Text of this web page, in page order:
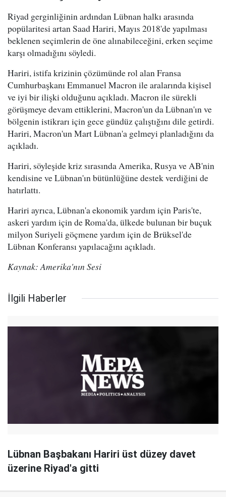
Riyad gerginliğinin ardından Lübnan halkı arasında
popülaritesi artan Saad Hariri, Mayıs 2018'de yapılması
beklenen seçimlerin de öne alınabileceğini, erken seçime
karşı olmadığını söyledi.
Hariri, istifa krizinin çözümünde rol alan Fransa
Cumhurbaşkanı Emmanuel Macron ile aralarında kişisel
ve iyi bir ilişki olduğunu açıkladı. Macron ile sürekli
görüşmeye devam ettiklerini, Macron'un da Lübnan'ın ve
bölgenin istikrarı için gece gündüz çalıştığını dile getirdi.
Hariri, Macron'un Mart Lübnan'a gelmeyi planladığını da
açıkladı.
Hariri, söyleşide kriz sırasında Amerika, Rusya ve AB'nin
kendisine ve Lübnan'ın bütünlüğüne destek verdiğini de
hatırlattı.
Hariri ayrıca, Lübnan'a ekonomik yardım için Paris'te,
askeri yardım için de Roma'da, ülkede bulunan bir buçuk
milyon Suriyeli göçmene yardım için de Brüksel'de
Lübnan Konferansı yapılacağını açıkladı.
Kaynak: Amerika'nın Sesi
İlgili Haberler
Lübnan Başbakanı Hariri üst düzey davet
üzerine Riyad'a gitti